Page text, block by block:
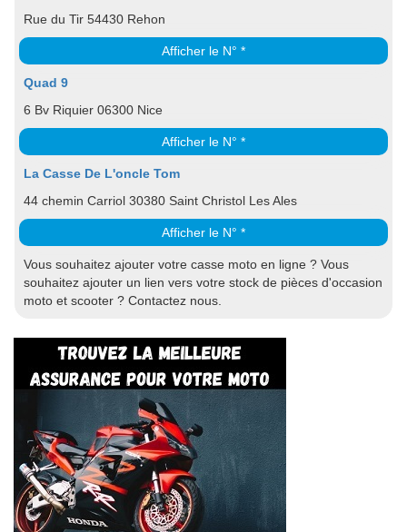
Rue du Tir 54430 Rehon
Afficher le N° *
Quad 9
6 Bv Riquier 06300 Nice
Afficher le N° *
La Casse De L'oncle Tom
44 chemin Carriol 30380 Saint Christol Les Ales
Afficher le N° *
Vous souhaitez ajouter votre casse moto en ligne ? Vous
souhaitez ajouter un lien vers votre stock de pièces d'occasion
moto et scooter ? Contactez nous.